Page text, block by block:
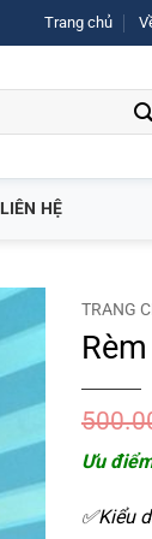
Trang chủ
LIÊN HỆ
TRANG
Ưu
✅Kiểu